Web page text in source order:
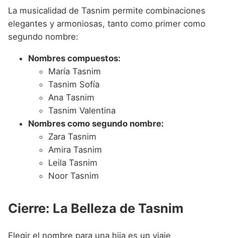
La musicalidad de Tasnim permite combinaciones
elegantes y armoniosas, tanto como primer como
segundo nombre:
Nombres compuestos:
María Tasnim
Tasnim Sofía
Ana Tasnim
Tasnim Valentina
Nombres como segundo nombre:
Zara Tasnim
Amira Tasnim
Leila Tasnim
Noor Tasnim
Cierre: La Belleza de Tasnim
Elegir el nombre para una hija es un viaje